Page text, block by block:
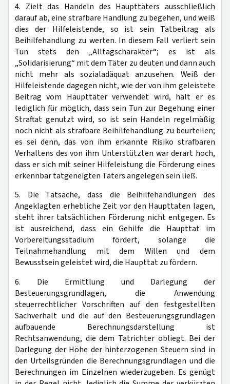
4. Zielt das Handeln des Haupttäters ausschließlich
darauf ab, eine strafbare Handlung zu begehen, und weiß
dies der Hilfeleistende, so ist sein Tatbeitrag als
Beihilfehandlung zu werten. In diesem Fall verliert sein
Tun stets den „Alltagscharakter“; es ist als
„Solidarisierung“ mit dem Täter zu deuten und dann auch
nicht mehr als sozialadäquat anzusehen. Weiß der
Hilfeleistende dagegen nicht, wie der von ihm geleistete
Beitrag vom Haupttäter verwendet wird, hält er es
lediglich für möglich, dass sein Tun zur Begehung einer
Straftat genutzt wird, so ist sein Handeln regelmäßig
noch nicht als strafbare Beihilfehandlung zu beurteilen;
es sei denn, das von ihm erkannte Risiko strafbaren
Verhaltens des von ihm Unterstützten war derart hoch,
dass er sich mit seiner Hilfeleistung die Förderung eines
erkennbar tatgeneigten Täters angelegen sein ließ.
5. Die Tatsache, dass die Beihilfehandlungen des
Angeklagten erhebliche Zeit vor den Haupttaten lagen,
steht ihrer tatsächlichen Förderung nicht entgegen. Es
ist ausreichend, dass ein Gehilfe die Haupttat im
Vorbereitungsstadium fördert, solange die
Teilnahmehandlung mit dem Willen und dem
Bewusstsein geleistet wird, die Haupttat zu fördern.
6. Die Ermittlung und Darlegung der
Besteuerungsgrundlagen, die Anwendung
steuerrechtlicher Vorschriften auf den festgestellten
Sachverhalt und die auf den Besteuerungsgrundlagen
aufbauende Berechnungsdarstellung ist
Rechtsanwendung, die dem Tatrichter obliegt. Bei der
Darlegung der Höhe der hinterzogenen Steuern sind in
den Urteilsgründen die Berechnungsgrundlagen und die
Berechnungen im Einzelnen wiederzugeben. Es genügt